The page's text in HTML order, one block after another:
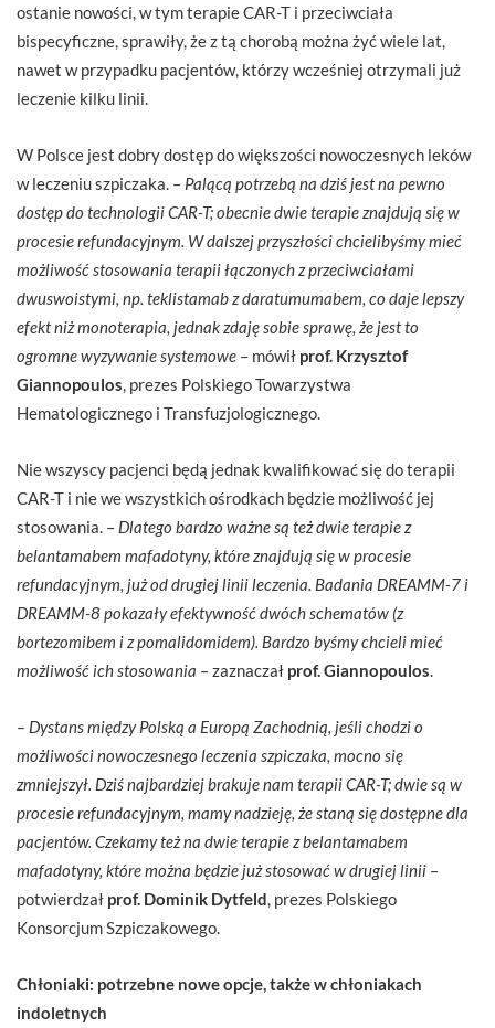
ostanie nowości, w tym terapie CAR-T i przeciwciała
bispecyficzne, sprawiły, że z tą chorobą można żyć wiele lat,
nawet w przypadku pacjentów, którzy wcześniej otrzymali już
leczenie kilku linii.
W Polsce jest dobry dostęp do większości nowoczesnych leków
w leczeniu szpiczaka. – Palącą potrzebą na dziś jest na pewno
dostęp do technologii CAR-T; obecnie dwie terapie znajdują się w
procesie refundacyjnym. W dalszej przyszłości chcielibyśmy mieć
możliwość stosowania terapii łączonych z przeciwciałami
dwuswoistymi, np. teklistamab z daratumumabem, co daje lepszy
efekt niż monoterapia, jednak zdaję sobie sprawę, że jest to
ogromne wyzywanie systemowe – mówił prof. Krzysztof
Giannopoulos , prezes Polskiego Towarzystwa
Hematologicznego i Transfuzjologicznego.
Nie wszyscy pacjenci będą jednak kwalifikować się do terapii
CAR-T i nie we wszystkich ośrodkach będzie możliwość jej
stosowania. – Dlatego bardzo ważne są też dwie terapie z
belantamabem mafadotyny, które znajdują się w procesie
refundacyjnym, już od drugiej linii leczenia. Badania DREAMM-7 i
DREAMM-8 pokazały efektywność dwóch schematów (z
bortezomibem i z pomalidomidem). Bardzo byśmy chcieli mieć
możliwość ich stosowania – zaznaczał prof. Giannopoulos
– Dystans między Polską a Europą Zachodnią, jeśli chodzi o
możliwości nowoczesnego leczenia szpiczaka, mocno się
zmniejszył. Dziś najbardziej brakuje nam terapii CAR-T; dwie są w
procesie refundacyjnym, mamy nadzieję, że staną się dostępne dla
pacjentów. Czekamy też na dwie terapie z belantamabem
mafadotyny, które można będzie już stosować w drugiej linii –
potwierdzał prof. Dominik Dytfeld , prezes Polskiego
Konsorcjum Szpiczakowego.
Chłoniaki: potrzebne nowe opcje, także w chłoniakach
indoletnych